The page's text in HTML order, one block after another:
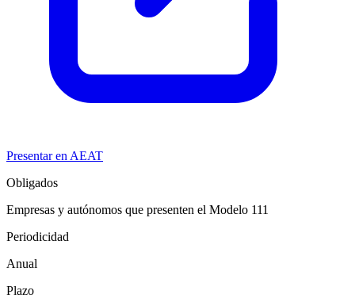
Presentar en AEAT
Obligados
Empresas y autónomos que presenten el Modelo 111
Periodicidad
Anual
Plazo